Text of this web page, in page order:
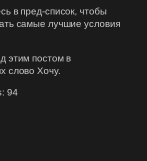
в пред-список, чтобы
самые лучшие условия
этим постом в
слово Хочу.
94